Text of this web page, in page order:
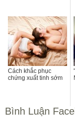
Cách khắc phục
chứng xuất tinh sớm
Bình Luận